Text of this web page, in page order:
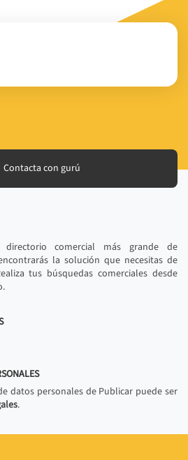
Contacta con gurú
comercial más grande de
la solución que necesitas de
tus búsquedas comerciales desde
datos personales de Publicar puede ser
.